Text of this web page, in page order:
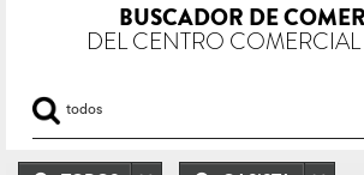
BUSCADOR DE
DEL CENTRO